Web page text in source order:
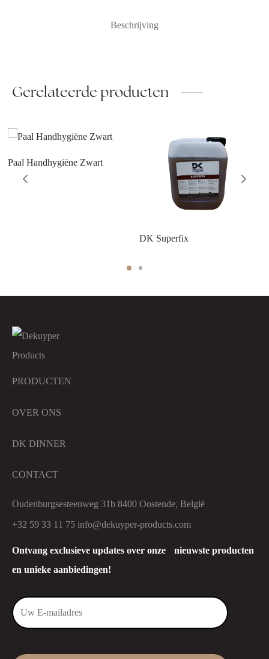
Beschrijving
Gerelateerde producten
Paal Handhygiëne Zwart
DK Superfix
Ontvang exclusieve updates over onze nieuwste producten
en unieke aanbiedingen!
PRODUCTEN
OVER ONS
DK DINNER
CONTACT
Oudenburgsesteenweg 31b 8400 Oostende, België
+32 59 33 11 75 info@dekuyper-products.com